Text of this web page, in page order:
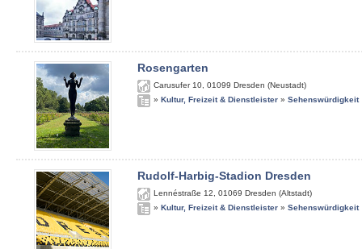
Rosengarten
Carusufer 10 01099 Dresden (Neustadt)
» Kultur, Freizeit & Dienstleister » Sehenswürdigkeit
Rudolf-Harbig-Stadion Dresden
Lennéstraße 12 01069 Dresden (Altstadt)
» Kultur, Freizeit & Dienstleister » Sehenswürdigkeit